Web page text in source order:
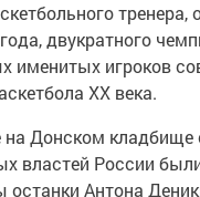
тренера,
двукратного
именитых игроков
XX века.
Донском кладбище
властей России
останки Антона